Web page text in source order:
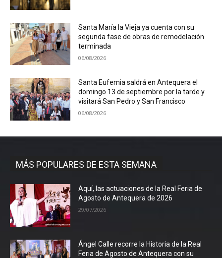
Santa María la Vieja ya cuenta con su
segunda fase de obras de remodelación
terminada
06/08/2026
Santa Eufemia saldrá en Antequera el
domingo 13 de septiembre por la tarde y
visitará San Pedro y San Francisco
06/08/2026
MÁS POPULARES DE ESTA SEMANA
Aquí, las actuaciones de la Real Feria de
Agosto de Antequera de 2026
29/07/2026
Ángel Calle recorre la Historia de la Real
Feria de Agosto de Antequera con su